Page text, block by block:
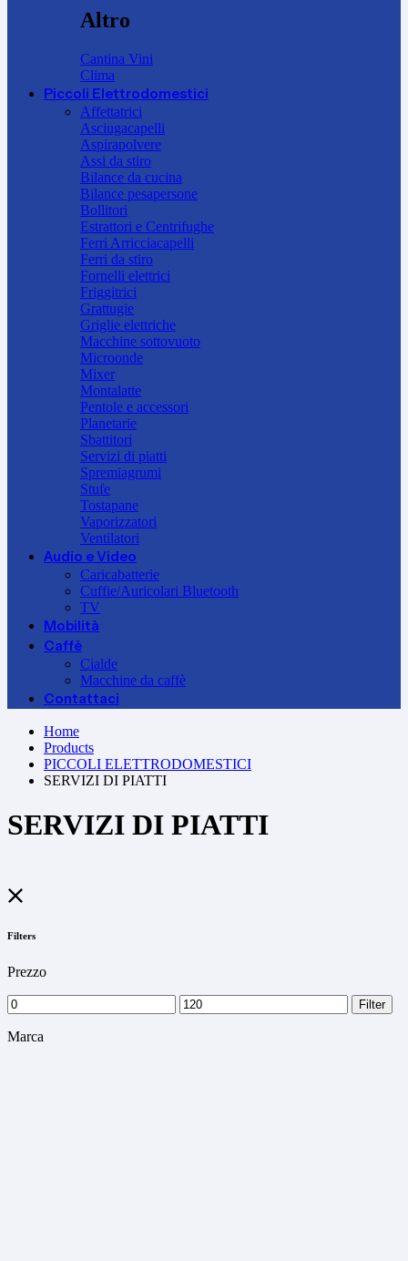
Altro
Cantina Vini
Clima
Piccoli Elettrodomestici
Affettatrici
Asciugacapelli
Aspirapolvere
Assi da stiro
Bilance da cucina
Bilance pesapersone
Bollitori
Estrattori e Centrifughe
Ferri Arricciacapelli
Ferri da stiro
Fornelli elettrici
Friggitrici
Grattugie
Griglie elettriche
Macchine sottovuoto
Microonde
Mixer
Montalatte
Pentole e accessori
Planetarie
Sbattitori
Servizi di piatti
Spremiagrumi
Stufe
Tostapane
Vaporizzatori
Ventilatori
Audio e Video
Caricabatterie
Cuffie/Auricolari Bluetooth
TV
Mobilità
Caffè
Cialde
Macchine da caffè
Contattaci
Home
Products
PICCOLI ELETTRODOMESTICI
SERVIZI DI PIATTI
SERVIZI DI PIATTI
Filters
Prezzo
Min
price
Max
price
Filter
Marca